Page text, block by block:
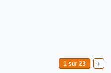
1 sur 23 ›